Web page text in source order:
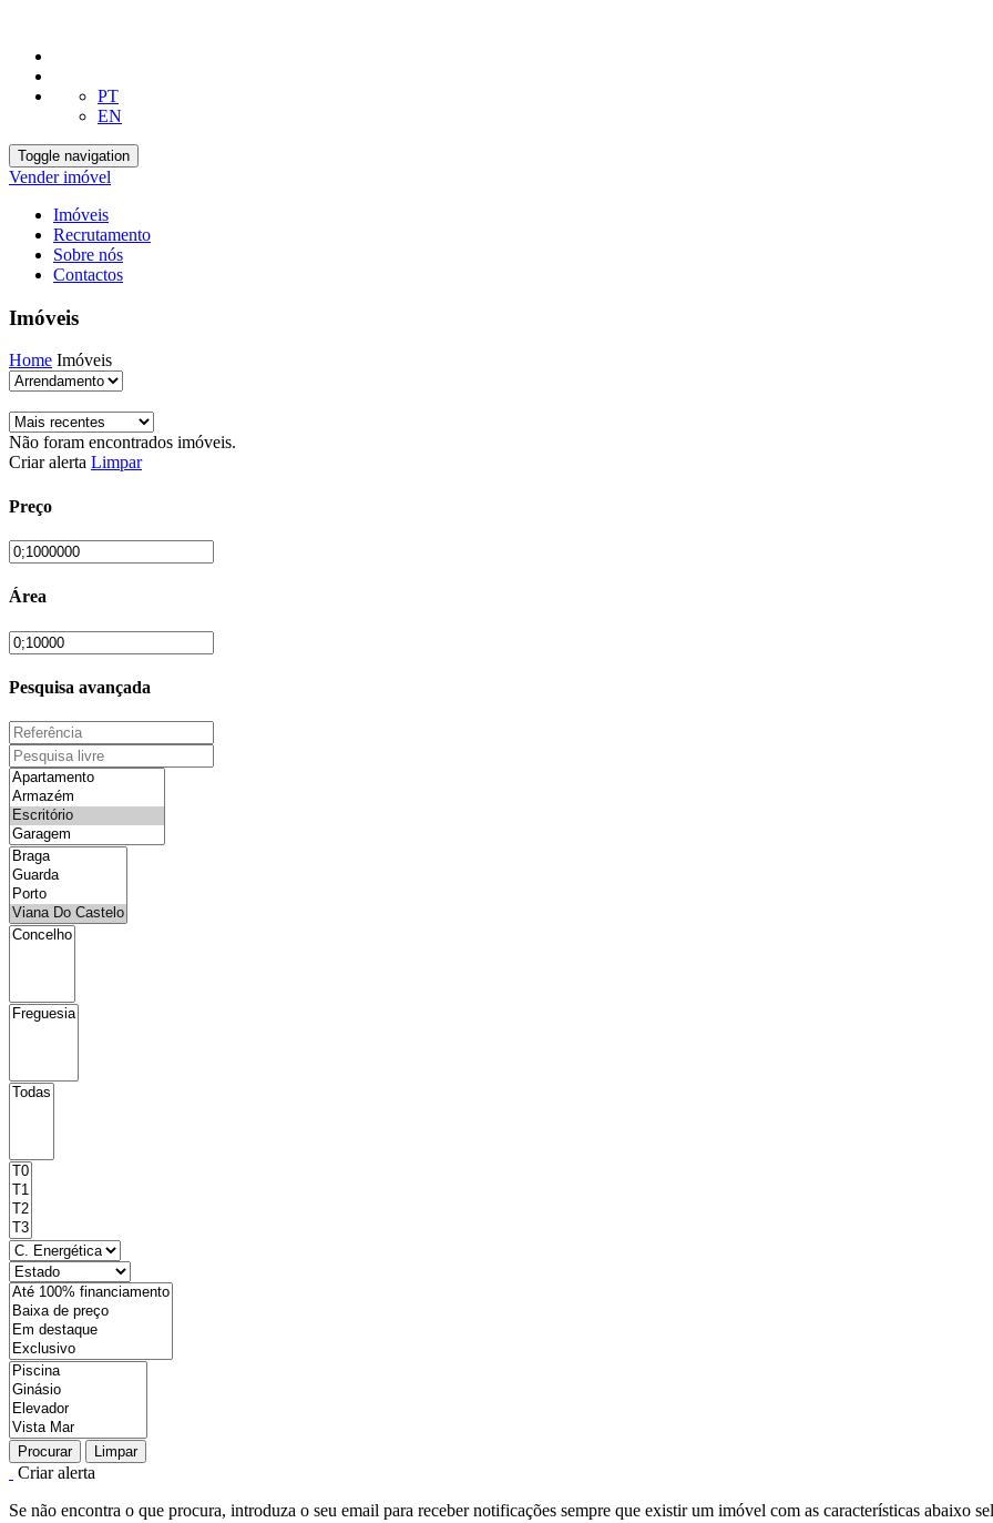
PT
EN
Toggle navigation
Vender imóvel
Imóveis
Recrutamento
Sobre nós
Contactos
Imóveis
Home Imóveis
Não foram encontrados imóveis.
Criar alerta Limpar
Preço
Área
Pesquisa avançada
Procurar Limpar
Criar alerta
Se não encontra o que procura, introduza o seu email para receber notificações sempre que existir um imóvel com as características abaixo